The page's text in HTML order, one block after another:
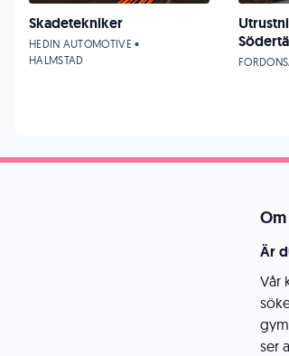
Är
Vår
ser
Skadetekniker
HEDIN AUTOMOTIVE •
HALMSTAD